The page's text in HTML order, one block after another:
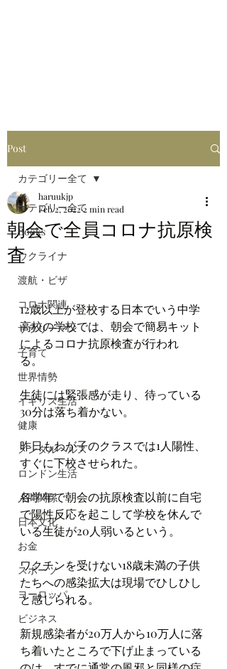
Post
カテゴリー全て
Books
ウクライナ
渡航・ビザ
コロナ関連
サラリーマン
子育て
世界情勢
イギリス生活
健康
メンタルヘルス
ロンドン生活
人間関係
日本文化
お金
スポーツ
ヨーロッパ
ビジネス
カテゴリー全て
朝会で全員コロナ抗原検
査
haruukjp
Feb 2, 20222 min read
12歳以上が登校する日本でいう中学
高校の学校では、朝会で簡易キット
によるコロナ抗原検査が行われ
る。
生徒には緊張感が走り、待っている
30分は落ち着かない。
昨日もわが子のクラスでは1人陽性、
すぐに下校させられた。
各学年で朝会の抗原検査以前に自宅
で陽性反応を起こして学校を休んで
いる生徒が20人弱いるという。
ワクチンを受けない18歳未満の子供
たちへの感染拡大は現場でひしひし
と感じられる。
新規感染者が20万人から10万人に落
ち着いたところで下げ止まっている